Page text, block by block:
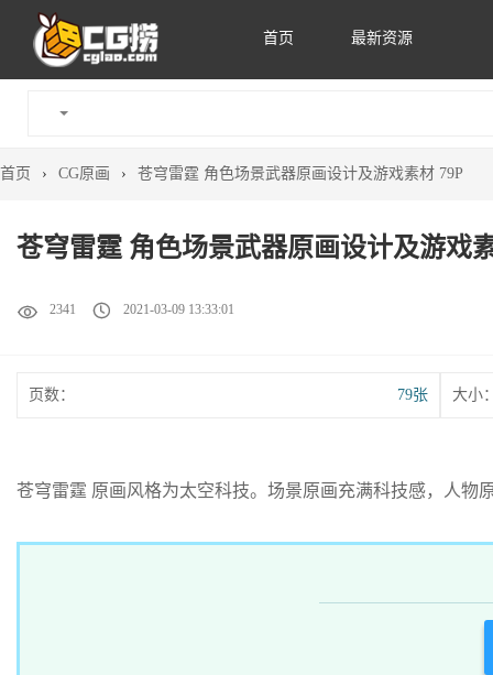
首页 最新资源
首页 › CG原画 › 苍穹雷霆 角色场景武器原画设计及游戏素材 79P
苍穹雷霆 角色场景武器原画设计及游戏
2341 2021-03-09 13:33:01
页数： 79张 大小
苍穹雷霆 原画风格为太空科技。场景原画充满科技感，人